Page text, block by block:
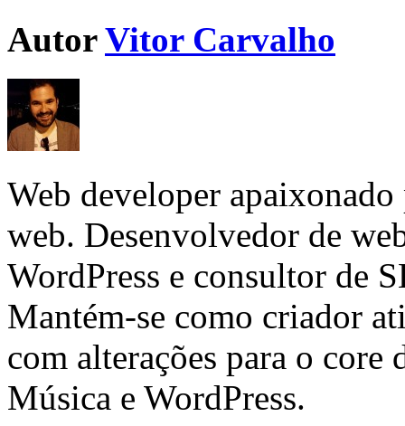
AutorVitor Carvalho
Web developer
web. Desenvolvedor de
WordPress e consultor de
Mantém-se como criador
com alterações para o core
Música e WordPress.